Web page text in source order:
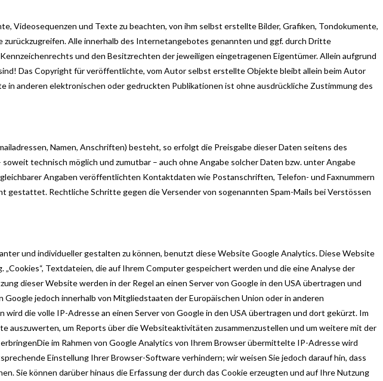
Videosequenzen und Texte zu beachten, von ihm selbst erstellte Bilder, Grafiken, Tondokumente,
Alle innerhalb des Internetangebotes genannten und ggf. durch Dritte
und den Besitzrechten der jeweiligen eingetragenen Eigentümer. Allein aufgrund
Das Copyright für veröffentlichte, vom Autor selbst erstellte Objekte bleibt allein beim Autor
anderen elektronischen oder gedruckten Publikationen ist ohne ausdrückliche Zustimmung des
Namen, Anschriften) besteht, so erfolgt die Preisgabe dieser Daten seitens des
technisch möglich und zumutbar – auch ohne Angabe solcher Daten bzw. unter Angabe
Angaben veröffentlichten Kontaktdaten wie Postanschriften, Telefon- und Faxnummern
Rechtliche Schritte gegen die Versender von sogenannten Spam-Mails bei Verstössen
und individueller gestalten zu können, benutzt diese Website Google Analytics. Diese Website
Textdateien, die auf Ihrem Computer gespeichert werden und die eine Analyse der
dieser Website werden in der Regel an einen Server von Google in den USA übertragen und
jedoch innerhalb von Mitgliedstaaten der Europäischen Union oder in anderen
die volle IP-Adresse an einen Server von Google in den USA übertragen und dort gekürzt. Im
um Reports über die Websiteaktivitäten zusammenzustellen und um weitere mit der
im Rahmen von Google Analytics von Ihrem Browser übermittelte IP-Adresse wird
Einstellung Ihrer Browser-Software verhindern; wir weisen Sie jedoch darauf hin, dass
Sie können darüber hinaus die Erfassung der durch das Cookie erzeugten und auf Ihre Nutzung